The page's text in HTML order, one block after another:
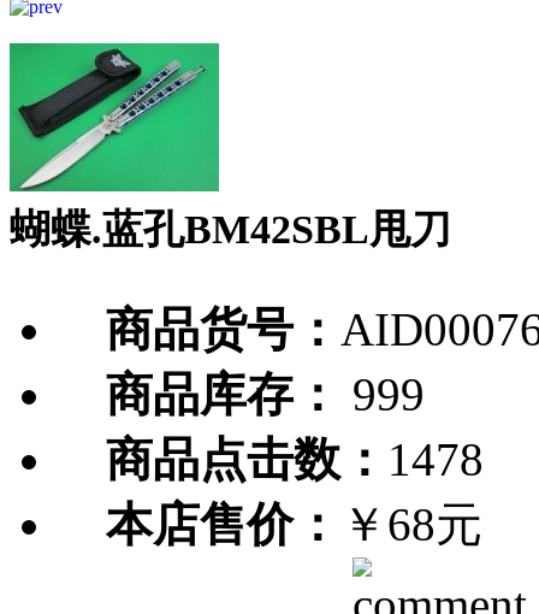
蝴蝶.蓝孔BM42SBL甩刀
商品货号：
商品库存：
999
商品点击数： 1478
本店售价： ￥68元